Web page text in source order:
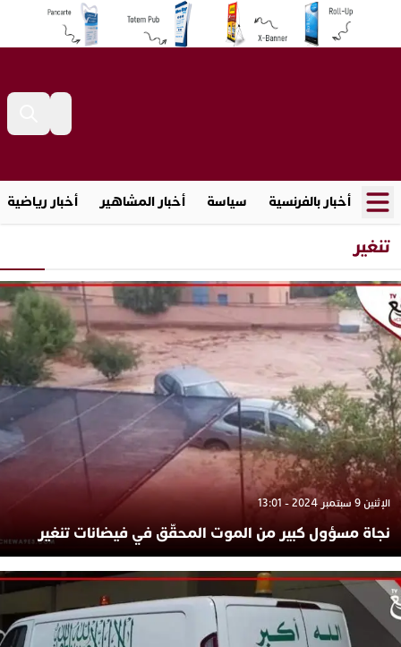
أخبار بالفرنسية سياسة أخبار المشاهير أخبار رياضية
تنغير
الإثنين 9 سبتمبر 2024 - 13:01
نجاة مسؤول كبير من الموت المحقّق في فيضانات تنغير